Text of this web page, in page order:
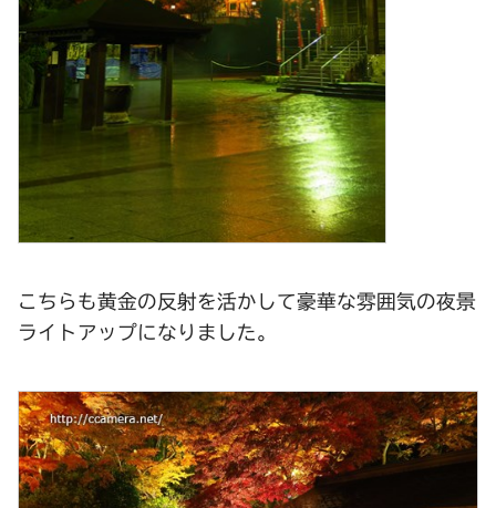
こちらも黄金の反射を活かして豪華な雰囲気の夜景
ライトアップになりました。